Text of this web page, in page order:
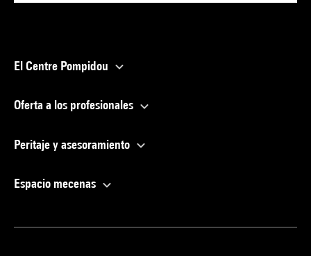
El Centre Pompidou
Oferta a los profesionales
Peritaje y asesoramiento
Espacio mecenas